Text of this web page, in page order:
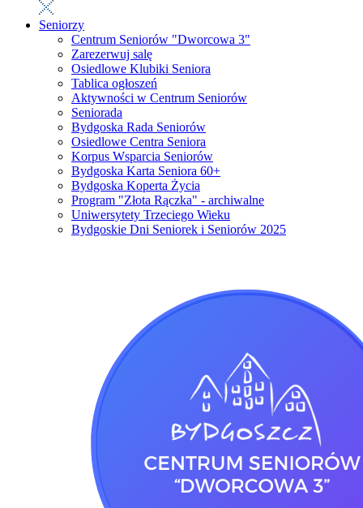
Seniorzy
Centrum Seniorów "Dworcowa 3"
Zarezerwuj salę
Osiedlowe Klubiki Seniora
Tablica ogłoszeń
Aktywności w Centrum Seniorów
Seniorada
Bydgoska Rada Seniorów
Osiedlowe Centra Seniora
Korpus Wsparcia Seniorów
Bydgoska Karta Seniora 60+
Bydgoska Koperta Życia
Program "Złota Rączka" - archiwalne
Uniwersytety Trzeciego Wieku
Bydgoskie Dni Seniorek i Seniorów 2025